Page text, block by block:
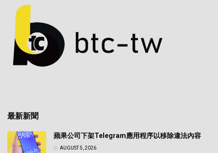
最新新聞
蘋果公司下架Telegram應用程序以移除違法內容
AUGUST 5, 2026